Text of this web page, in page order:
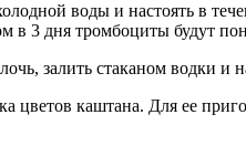
воды и настоять в
в 3 дня тромбоциты будут
залить стаканом водки и
цветов каштана. Для ее